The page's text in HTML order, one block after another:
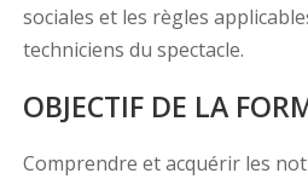
sociales et les règles
techniciens du spectacle.
OBJECTIF DE LA
Comprendre et acquérir les